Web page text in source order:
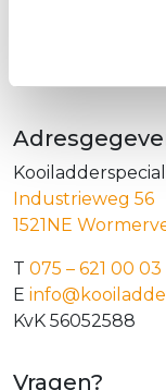
Voor elke
Industrieweg 56
1521NE
T 075 – 621 00 03
E
KvK 56052588
Vragen?